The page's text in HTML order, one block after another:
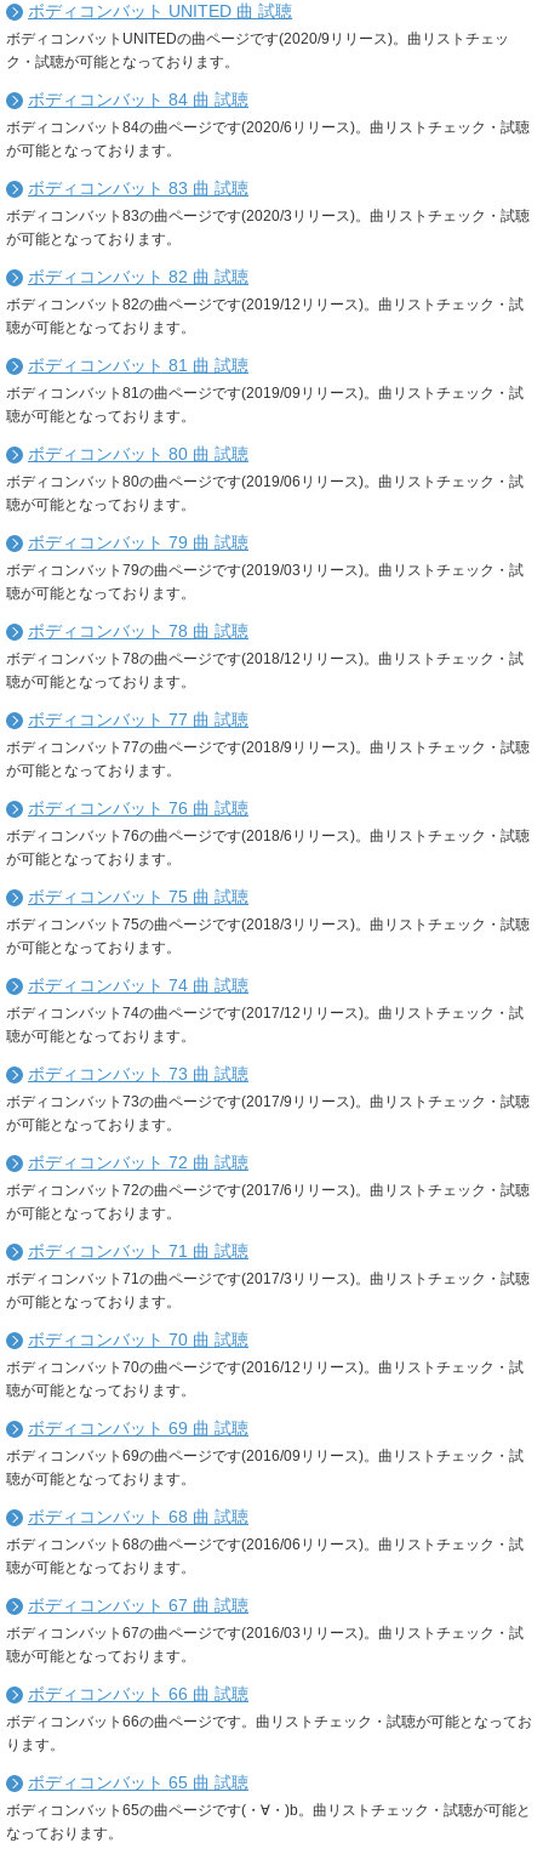
ボディコンバット UNITED 曲 試聴
ボディコンバットUNITEDの曲ページです(2020/9リリース)。曲リストチェッ
ク・試聴が可能となっております。
ボディコンバット 84 曲 試聴
ボディコンバット84の曲ページです(2020/6リリース)。曲リストチェック・試聴
が可能となっております。
ボディコンバット 83 曲 試聴
ボディコンバット83の曲ページです(2020/3リリース)。曲リストチェック・試聴
が可能となっております。
ボディコンバット 82 曲 試聴
ボディコンバット82の曲ページです(2019/12リリース)。曲リストチェック・試
聴が可能となっております。
ボディコンバット 81 曲 試聴
ボディコンバット81の曲ページです(2019/09リリース)。曲リストチェック・試
聴が可能となっております。
ボディコンバット 80 曲 試聴
ボディコンバット80の曲ページです(2019/06リリース)。曲リストチェック・試
聴が可能となっております。
ボディコンバット 79 曲 試聴
ボディコンバット79の曲ページです(2019/03リリース)。曲リストチェック・試
聴が可能となっております。
ボディコンバット 78 曲 試聴
ボディコンバット78の曲ページです(2018/12リリース)。曲リストチェック・試
聴が可能となっております。
ボディコンバット 77 曲 試聴
ボディコンバット77の曲ページです(2018/9リリース)。曲リストチェック・試聴
が可能となっております。
ボディコンバット 76 曲 試聴
ボディコンバット76の曲ページです(2018/6リリース)。曲リストチェック・試聴
が可能となっております。
ボディコンバット 75 曲 試聴
ボディコンバット75の曲ページです(2018/3リリース)。曲リストチェック・試聴
が可能となっております。
ボディコンバット 74 曲 試聴
ボディコンバット74の曲ページです(2017/12リリース)。曲リストチェック・試
聴が可能となっております。
ボディコンバット 73 曲 試聴
ボディコンバット73の曲ページです(2017/9リリース)。曲リストチェック・試聴
が可能となっております。
ボディコンバット 72 曲 試聴
ボディコンバット72の曲ページです(2017/6リリース)。曲リストチェック・試聴
が可能となっております。
ボディコンバット 71 曲 試聴
ボディコンバット71の曲ページです(2017/3リリース)。曲リストチェック・試聴
が可能となっております。
ボディコンバット 70 曲 試聴
ボディコンバット70の曲ページです(2016/12リリース)。曲リストチェック・試
聴が可能となっております。
ボディコンバット 69 曲 試聴
ボディコンバット69の曲ページです(2016/09リリース)。曲リストチェック・試
聴が可能となっております。
ボディコンバット 68 曲 試聴
ボディコンバット68の曲ページです(2016/06リリース)。曲リストチェック・試
聴が可能となっております。
ボディコンバット 67 曲 試聴
ボディコンバット67の曲ページです(2016/03リリース)。曲リストチェック・試
聴が可能となっております。
ボディコンバット 66 曲 試聴
ボディコンバット66の曲ページです。曲リストチェック・試聴が可能となってお
ります。
ボディコンバット 65 曲 試聴
ボディコンバット65の曲ページです(・∀・)b。曲リストチェック・試聴が可能と
なっております。